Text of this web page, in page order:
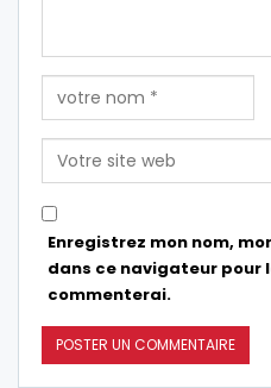
Enregistrez mon nom,
dans ce navigateur pour
commenterai.